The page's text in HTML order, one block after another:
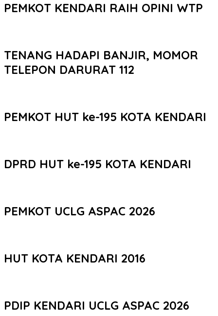
PEMKOT KENDARI RAIH OPINI WTP
TENANG HADAPI BANJIR, MOMOR
TELEPON DARURAT 112
PEMKOT HUT ke-195 KOTA KENDARI
DPRD HUT ke-195 KOTA KENDARI
PEMKOT UCLG ASPAC 2026
HUT KOTA KENDARI 2016
PDIP KENDARI UCLG ASPAC 2026